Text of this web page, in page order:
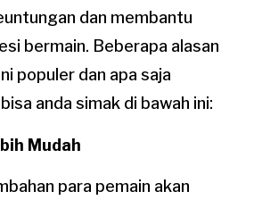
dan membantu
bermain. Beberapa alasan
populer dan apa saja
anda simak di bawah ini:
Mudah
para pemain akan